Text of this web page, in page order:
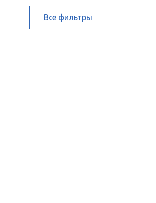
Все фильтры